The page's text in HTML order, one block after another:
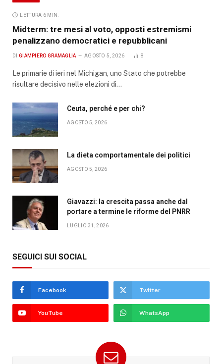
LETTURA 6 MIN.
Midterm: tre mesi al voto, opposti estremismi
penalizzano democratici e repubblicani
DI GIAMPIERO GRAMAGLIA AGOSTO 5, 2026 8
Le primarie di ieri nel Michigan, uno Stato che potrebbe
risultare decisivo nelle elezioni di…
Ceuta, perché e per chi?
AGOSTO 5, 2026
La dieta comportamentale dei politici
AGOSTO 5, 2026
Giavazzi: la crescita passa anche dal
portare a termine le riforme del PNRR
LUGLIO 31, 2026
SEGUICI SUI SOCIAL
Facebook Twitter
YouTube WhatsApp